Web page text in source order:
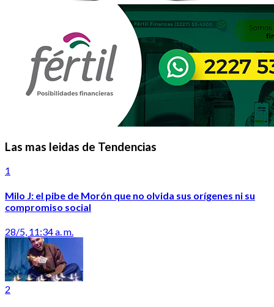
Las mas leidas de Tendencias
1
Milo J: el pibe de Morón que no olvida sus orígenes ni su
compromiso social
28/5, 11:34 a. m.
2